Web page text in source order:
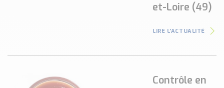
et-Loire (49)
LIRE L'ACTUALITÉ
Contrôle en